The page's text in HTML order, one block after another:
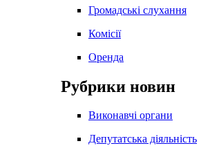
Громадські слухання
Комісії
Оренда
Рубрики новин
Виконавчі органи
Депутатська діяльність